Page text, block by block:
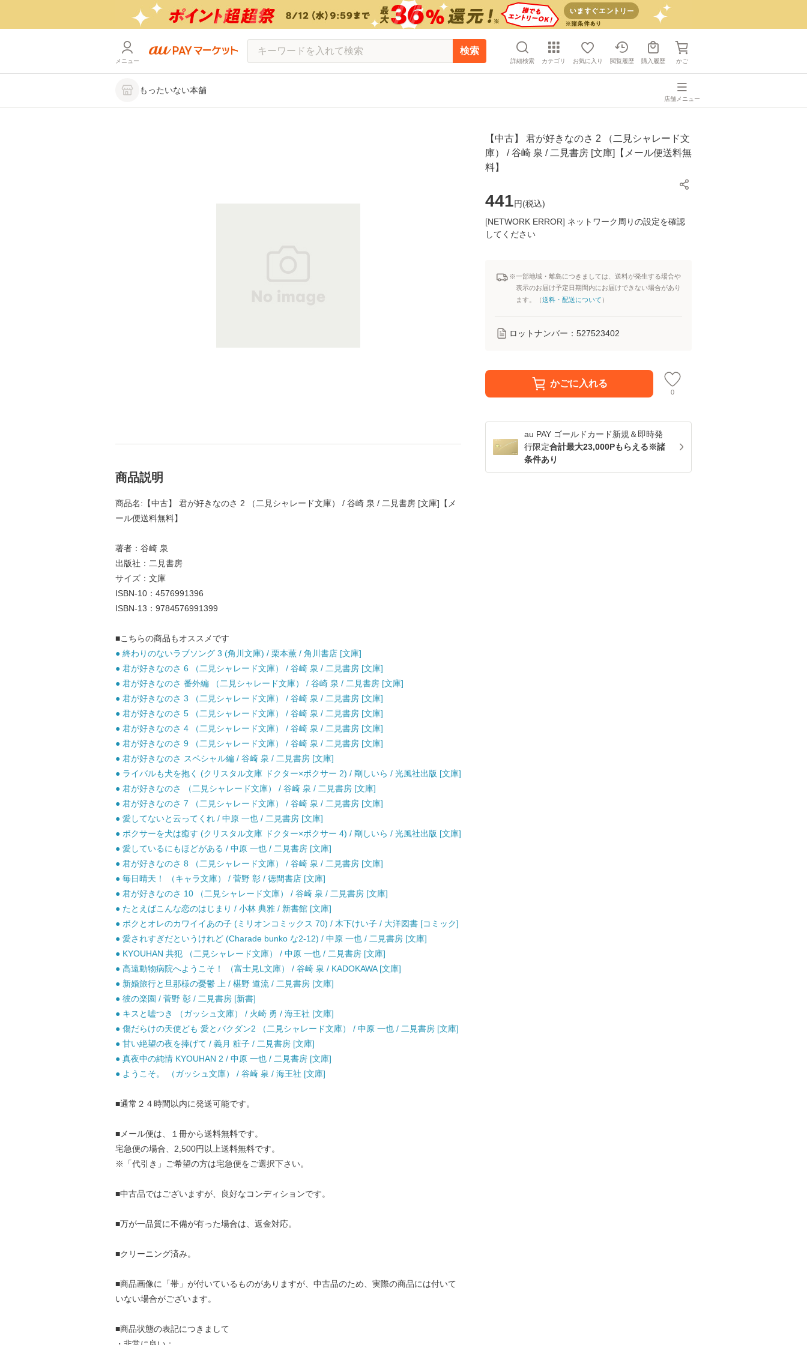
メニュー
検索
詳細検索 カテゴリ お気に入り 閲覧履歴 購入履歴 かご
もったいない本舗
店舗メニュー
【中古】 君が好きなのさ 2 （二見シャレード文
庫） / 谷崎 泉 / 二見書房 [文庫]【メール便送料無
料】
441円(税込)
[NETWORK ERROR] ネットワーク周りの設定を確認
してください
※一部地域・離島につきましては、送料が発生する場合や
表示のお届け予定日期間内にお届けできない場合があり
ます。（送料・配送について ）
ロットナンバー： 527523402
かごに入れる
0
au PAY ゴールドカード新規＆即時発
行限定合計最大23,000Pもらえる※諸
条件あり
商品説明
商品名:【中古】 君が好きなのさ 2 （二見シャレード文庫） / 谷崎 泉 / 二見書房 [文庫]【メ
ール便送料無料】
著者：谷崎 泉
出版社：二見書房
サイズ：文庫
ISBN-10：4576991396
ISBN-13：9784576991399
■こちらの商品もオススメです
● 終わりのないラブソング 3 (角川文庫) / 栗本薫 / 角川書店 [文庫]
● 君が好きなのさ 6 （二見シャレード文庫） / 谷崎 泉 / 二見書房 [文庫]
● 君が好きなのさ 番外編 （二見シャレード文庫） / 谷崎 泉 / 二見書房 [文庫]
● 君が好きなのさ 3 （二見シャレード文庫） / 谷崎 泉 / 二見書房 [文庫]
● 君が好きなのさ 5 （二見シャレード文庫） / 谷崎 泉 / 二見書房 [文庫]
● 君が好きなのさ 4 （二見シャレード文庫） / 谷崎 泉 / 二見書房 [文庫]
● 君が好きなのさ 9 （二見シャレード文庫） / 谷崎 泉 / 二見書房 [文庫]
● 君が好きなのさ スペシャル編 / 谷崎 泉 / 二見書房 [文庫]
● ライバルも犬を抱く (クリスタル文庫 ドクター×ボクサー 2) / 剛しいら / 光風社出版 [文庫]
● 君が好きなのさ （二見シャレード文庫） / 谷崎 泉 / 二見書房 [文庫]
● 君が好きなのさ 7 （二見シャレード文庫） / 谷崎 泉 / 二見書房 [文庫]
● 愛してないと云ってくれ / 中原 一也 / 二見書房 [文庫]
● ボクサーを犬は癒す (クリスタル文庫 ドクター×ボクサー 4) / 剛しいら / 光風社出版 [文庫]
● 愛しているにもほどがある / 中原 一也 / 二見書房 [文庫]
● 君が好きなのさ 8 （二見シャレード文庫） / 谷崎 泉 / 二見書房 [文庫]
● 毎日晴天！ （キャラ文庫） / 菅野 彰 / 徳間書店 [文庫]
● 君が好きなのさ 10 （二見シャレード文庫） / 谷崎 泉 / 二見書房 [文庫]
● たとえばこんな恋のはじまり / 小林 典雅 / 新書館 [文庫]
● ボクとオレのカワイイあの子 (ミリオンコミックス 70) / 木下けい子 / 大洋図書 [コミック]
● 愛されすぎだというけれど (Charade bunko な2-12) / 中原 一也 / 二見書房 [文庫]
● KYOUHAN 共犯 （二見シャレード文庫） / 中原 一也 / 二見書房 [文庫]
● 高遠動物病院へようこそ！ （富士見L文庫） / 谷崎 泉 / KADOKAWA [文庫]
● 新婚旅行と旦那様の憂鬱 上 / 椹野 道流 / 二見書房 [文庫]
● 彼の楽園 / 菅野 彰 / 二見書房 [新書]
● キスと嘘つき （ガッシュ文庫） / 火崎 勇 / 海王社 [文庫]
● 傷だらけの天使ども 愛とバクダン2 （二見シャレード文庫） / 中原 一也 / 二見書房 [文庫]
● 甘い絶望の夜を捧げて / 義月 粧子 / 二見書房 [文庫]
● 真夜中の純情 KYOUHAN 2 / 中原 一也 / 二見書房 [文庫]
● ようこそ。 （ガッシュ文庫） / 谷崎 泉 / 海王社 [文庫]
■通常２４時間以内に発送可能です。
■メール便は、１冊から送料無料です。
宅急便の場合、2,500円以上送料無料です。
※「代引き」ご希望の方は宅急便をご選択下さい。
■中古品ではございますが、良好なコンディションです。
■万が一品質に不備が有った場合は、返金対応。
■クリーニング済み。
■商品画像に「帯」が付いているものがありますが、中古品のため、実際の商品には付いて
いない場合がございます。
■商品状態の表記につきまして